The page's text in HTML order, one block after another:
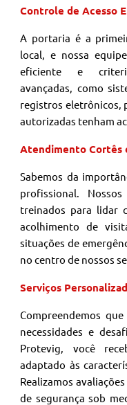
Controle de Acesso
A portaria é a
local, e nossa
eficiente e
avançadas, como
registros eletrônicos,
autorizadas tenham
Atendimento Cortês
Sabemos da
profissional.
treinados para lidar
acolhimento de
situações de
no centro de nossos
Serviços
Compreendemos
necessidades e
Protevig, você
adaptado às
Realizamos
de segurança sob